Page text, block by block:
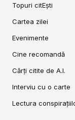
Topuri citEști
Cartea zilei
Evenimente
Cine recomandă
Cărți citite de A.I.
Interviu cu o carte
Lectura